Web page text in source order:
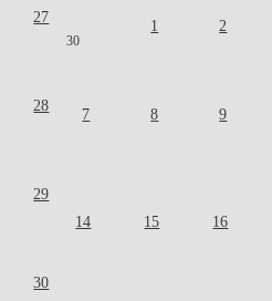
27
30
1 2
28
7 8 9
29
14
15 16
30